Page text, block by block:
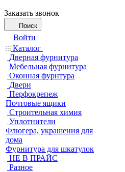
Заказать звонок
Поиск
Войти
Каталог
Дверная фурнитура
Мебельная фурнитура
Оконная фурнтура
Двери
Перфокрепеж
Почтовые ящики
Строительная химия
Уплотнители
Флюгера, украшения для
дома
Фурнитура для шкатулок
НЕ В ПРАЙС
Разное